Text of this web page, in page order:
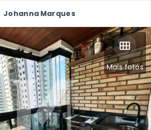
Johanna Marques
Mais fotos